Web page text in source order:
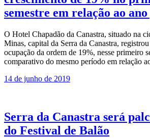
semestre em relação ao ano
O Hotel Chapadão da Canastra, situado na
Minas, capital da Serra da Canastra,
ocupação da ordem de 19%, nesse primeiro
comparativo do mesmo período em relação
14 de junho de 2019
Serra da Canastra será
do Festival de Balão